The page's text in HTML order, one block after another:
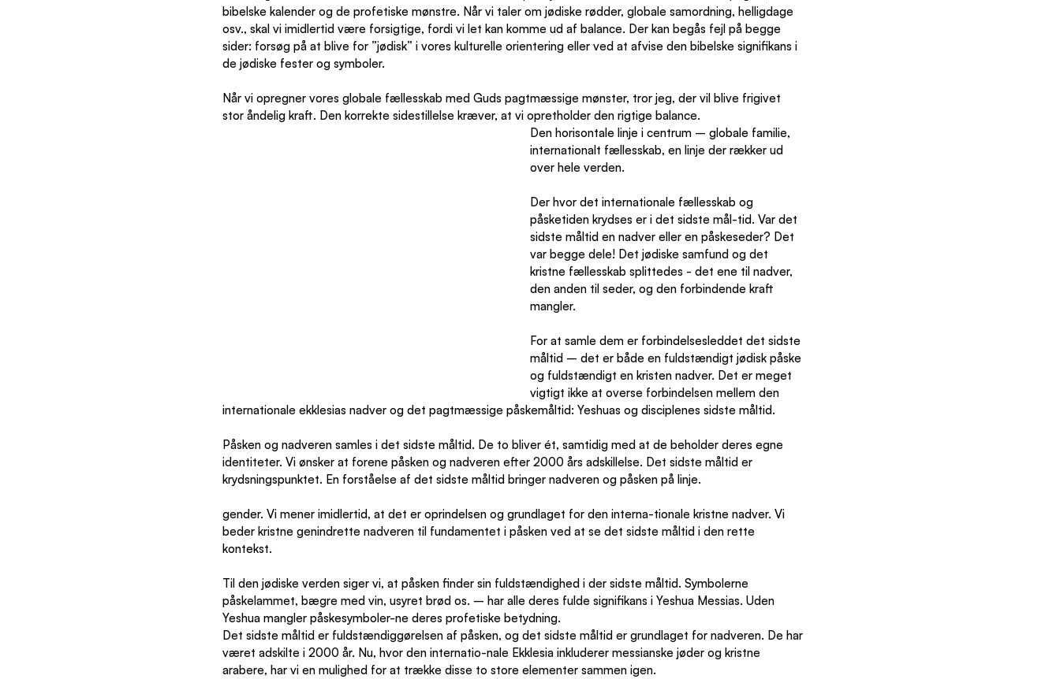
bibelske kalender og de profetiske mønstre. Når vi taler om jødiske rødder, globale samordning, helligdage
osv., skal vi imidlertid være forsigtige, fordi vi let kan komme ud af balance. Der kan begås fejl på begge
sider: forsøg på at blive for ”jødisk” i vores kulturelle orientering eller ved at afvise den bibelske signifikans i
de jødiske fester og symboler.
Når vi opregner vores globale fællesskab med Guds pagtmæssige mønster, tror jeg, der vil blive frigivet
stor åndelig kraft. Den korrekte sidestillelse kræver, at vi opretholder den rigtige balance.
Den horisontale linje i centrum – globale familie,
internationalt fællesskab, en linje der rækker ud
over hele verden.
Der hvor det internationale fællesskab og
påsketiden krydses er i det sidste mål-tid. Var det
sidste måltid en nadver eller en påskeseder? Det
var begge dele! Det jødiske samfund og det
kristne fællesskab splittedes - det ene til nadver,
den anden til seder, og den forbindende kraft
mangler.
For at samle dem er forbindelsesleddet det sidste
måltid – det er både en fuldstændigt jødisk påske
og fuldstændigt en kristen nadver. Det er meget
vigtigt ikke at overse forbindelsen mellem den
internationale ekklesias nadver og det pagtmæssige påskemåltid: Yeshuas og disciplenes sidste måltid.
Påsken og nadveren samles i det sidste måltid. De to bliver ét, samtidig med at de beholder deres egne
identiteter. Vi ønsker at forene påsken og nadveren efter 2000 års adskillelse. Det sidste måltid er
krydsningspunktet. En forståelse af det sidste måltid bringer nadveren og påsken på linje.
gender. Vi mener imidlertid, at det er oprindelsen og grundlaget for den interna-tionale kristne nadver. Vi
beder kristne genindrette nadveren til fundamentet i påsken ved at se det sidste måltid i den rette
kontekst.
Til den jødiske verden siger vi, at påsken finder sin fuldstændighed i der sidste måltid. Symbolerne
påskelammet, bægre med vin, usyret brød os. – har alle deres fulde signifikans i Yeshua Messias. Uden
Yeshua mangler påskesymboler-ne deres profetiske betydning.
Det sidste måltid er fuldstændiggørelsen af påsken, og det sidste måltid er grundlaget for nadveren. De har
været adskilte i 2000 år. Nu, hvor den internatio-nale Ekklesia inkluderer messianske jøder og kristne
arabere, har vi en mulighed for at trække disse to store elementer sammen igen.